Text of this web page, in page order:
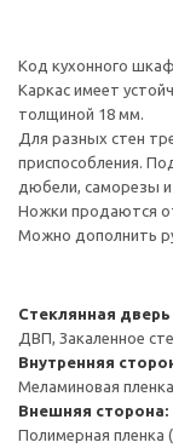
Код кухонного
Каркас имеет
толщиной 18 мм.
Для разных стен
приспособления.
дюбели, саморезы и
Ножки продаются
Можно дополнить
Стеклянная дверь
ДВП, Закаленное
Внутренняя
Меламиновая пленка
Внешняя сторона:
Полимерная пленка